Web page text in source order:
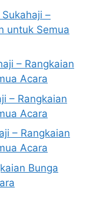
–
untuk Semua
– Rangkaian
Acara
– Rangkaian
Acara
– Rangkaian
Acara
Bunga